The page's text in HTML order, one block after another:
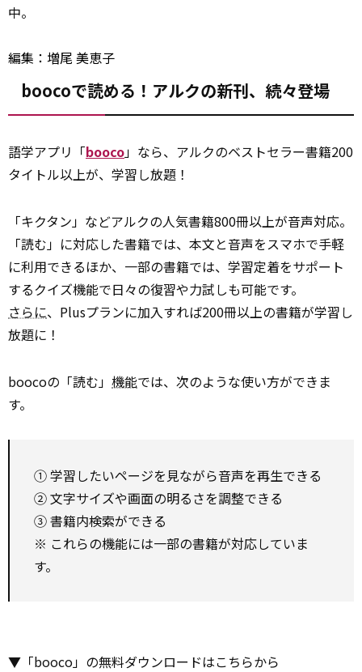
中。
編集：増尾 美恵子
boocoで読める！アルクの新刊、続々登場
語学アプリ「booco」なら、アルクのベストセラー書籍200
タイトル以上が、学習し放題！
「キクタン」などアルクの人気書籍800冊以上が音声対応。
「読む」に対応した書籍では、本文と音声をスマホで手軽
に利用できるほか、一部の書籍では、学習定着をサポート
するクイズ機能で日々の復習や力試しも可能です。
さらに、Plusプランに加入すれば200冊以上の書籍が学習し
放題に！
boocoの「読む」 機能では、次のような使い方ができま
す。
① 学習したいページを見ながら音声を再生できる
② 文字サイズや画面の明るさを調整できる
③ 書籍内検索ができる
※ これらの機能には一部の書籍が対応していま
す。
▼「booco」の無料ダウンロードはこちらから